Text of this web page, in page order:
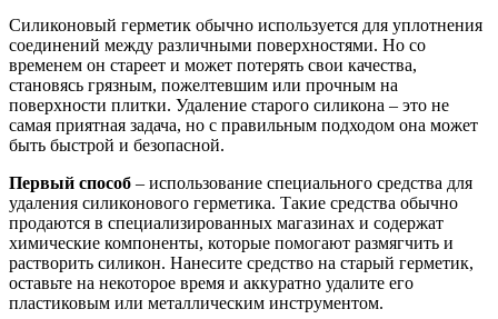
Силиконовый герметик обычно используется для уплотнения
соединений между различными поверхностями. Но со
временем он стареет и может потерять свои качества,
становясь грязным, пожелтевшим или прочным на
поверхности плитки. Удаление старого силикона – это не
самая приятная задача, но с правильным подходом она может
быть быстрой и безопасной.
Первый способ – использование специального средства для
удаления силиконового герметика. Такие средства обычно
продаются в специализированных магазинах и содержат
химические компоненты, которые помогают размягчить и
растворить силикон. Нанесите средство на старый герметик,
оставьте на некоторое время и аккуратно удалите его
пластиковым или металлическим инструментом.